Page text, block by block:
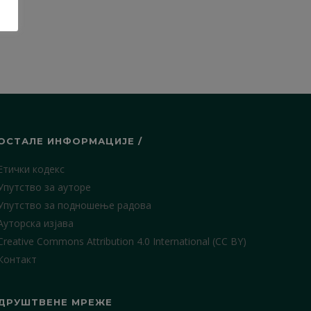
ИНФОРМАЦИЈЕ /
кодекс
за ауторе
за подношење радова
изјава
Commons Attribution 4.0 International (CC BY)
МРЕЖЕ